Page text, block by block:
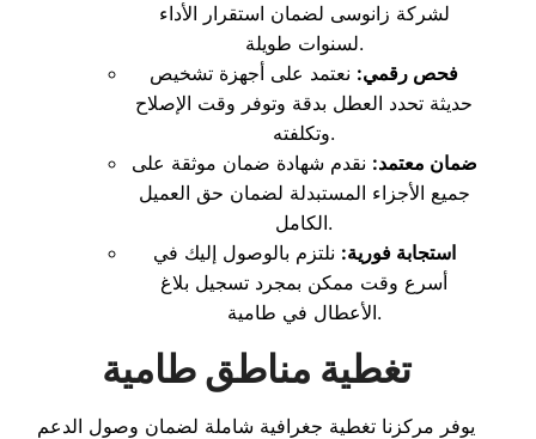
لشركة زانوسى لضمان استقرار الأداء
لسنوات طويلة.
فحص رقمي: نعتمد على أجهزة تشخيص
حديثة تحدد العطل بدقة وتوفر وقت الإصلاح
وتكلفته.
ضمان معتمد: نقدم شهادة ضمان موثقة على
جميع الأجزاء المستبدلة لضمان حق العميل
الكامل.
استجابة فورية: نلتزم بالوصول إليك في
أسرع وقت ممكن بمجرد تسجيل بلاغ
الأعطال في طامية.
تغطية مناطق طامية
يوفر مركزنا تغطية جغرافية شاملة لضمان وصول الدعم